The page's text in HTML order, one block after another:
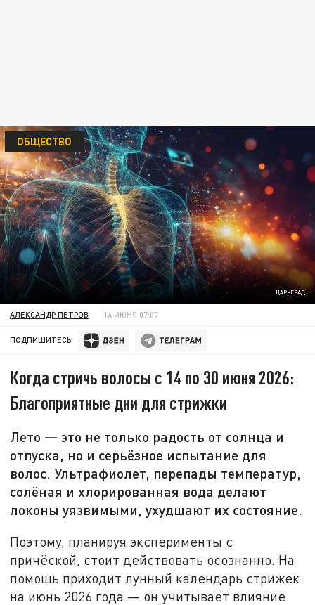
ЦАРЬГРАД
ОБЩЕСТВО
АЛЕКСАНДР ПЕТРОВ 14 ИЮНЯ 07:07
ПОДПИШИТЕСЬ:
Когда стричь волосы с 14 по 30 июня 2026:
Благоприятные дни для стрижки
Лето — это не только радость от солнца и
отпуска, но и серьёзное испытание для
волос. Ультрафиолет, перепады температур,
солёная и хлорированная вода делают
локоны уязвимыми, ухудшают их состояние.
Поэтому, планируя эксперименты с
причёской, стоит действовать осознанно. На
помощь приходит лунный календарь стрижек
на июнь 2026 года — он учитывает влияние